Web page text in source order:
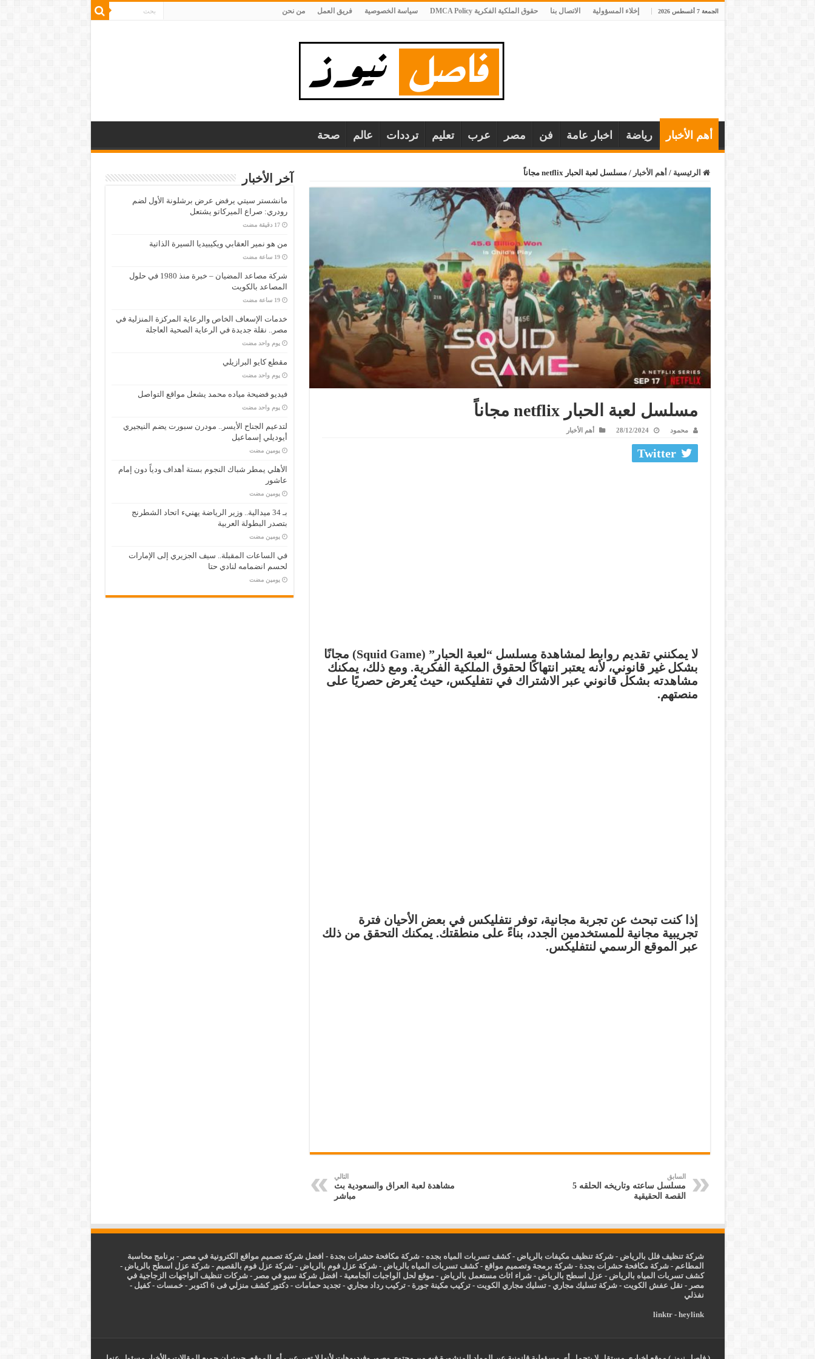
الجمعة 7 أغسطس 2026 إخلاء المسؤولية الاتصال بنا حقوق الملكية الفكرية DMCA Policy سياسة الخصوصية فريق العمل من نحن
أهم الأخبار رياضة اخبار عامة فن مصر عرب تعليم ترددات عالم صحة
الرئيسية / أهم الأخبار / مسلسل لعبة الحبار netflix مجاناً
مسلسل لعبة الحبار netflix مجاناً
محمود 28/12/2024 أهم الأخبار
Twitter
لا يمكنني تقديم روابط لمشاهدة مسلسل “لعبة الحبار” (Squid Game) مجانًا
بشكل غير قانوني، لأنه يعتبر انتهاكًا لحقوق الملكية الفكرية. ومع ذلك، يمكنك
مشاهدته بشكل قانوني عبر الاشتراك في نتفليكس، حيث يُعرض حصريًا على
منصتهم.
إذا كنت تبحث عن تجربة مجانية، توفر نتفليكس في بعض الأحيان فترة
تجريبية مجانية للمستخدمين الجدد، بناءً على منطقتك. يمكنك التحقق من ذلك
عبر الموقع الرسمي لنتفليكس.
السابق
مسلسل ساعته وتاريخه الحلقه 5
القصة الحقيقية
التالي
مشاهدة لعبة العراق والسعودية بث
مباشر
آخر الأخبار
مانشستر سيتي يرفض عرض برشلونة الأول لضم
رودري: صراع الميركاتو يشتعل
‏17 دقيقة مضت
من هو نمير العقابي ويكيبيديا السيرة الذاتية
‏19 ساعة مضت
شركة مصاعد المضيان – خبرة منذ 1980 في حلول
المصاعد بالكويت
‏19 ساعة مضت
خدمات الإسعاف الخاص والرعاية المركزة المنزلية في
مصر.. نقلة جديدة في الرعاية الصحية العاجلة
‏يوم واحد مضت
مقطع كايو البرازيلي
‏يوم واحد مضت
فيديو فضيحة مياده محمد يشعل مواقع التواصل
‏يوم واحد مضت
لتدعيم الجناح الأيسر.. مودرن سبورت يضم النيجيري
أيوديلي إسماعيل
‏يومين مضت
الأهلي يمطر شباك النجوم بستة أهداف ودياً دون إمام
عاشور
‏يومين مضت
بـ 34 ميدالية.. وزير الرياضة يهنيء اتحاد الشطرنج
بتصدر البطولة العربية
‏يومين مضت
في الساعات المقبلة.. سيف الجزيري إلى الإمارات
لحسم انضمامه لنادي حتا
‏يومين مضت
شركة تنظيف فلل بالرياض -شركة تنظيف مكيفات بالرياض -كشف تسربات المياه بجده -شركة مكافحة حشرات بجدة - افضل شركة تصميم مواقع الكترونية في مصر - برنامج محاسبة
المطاعم -شركة مكافحة حشرات بجدة -شركة برمجة وتصميم مواقع -كشف تسربات المياه بالرياض -شركة عزل فوم بالرياض -شركة عزل فوم بالقصيم -شركة عزل اسطح بالرياض -
كشف تسربات المياه بالرياض - عزل اسطح بالرياض -شراء اثاث مستعمل بالرياض - موقع لحل الواجبات الجامعية - افضل شركة سيو في مصر -شركات تنظيف الواجهات الزجاجية في
مصر - نقل عفش الكويت -شركة تسليك مجاري -تسليك مجاري الكويت -تركيب مكينة جورة -تركيب رداد مجاري -تجديد حمامات -دكتور كشف منزلي فى 6 اكتوبر -خمسات -كفيل -
نفذلي
linktr- heylink